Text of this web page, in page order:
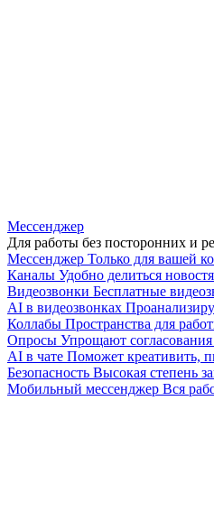
Мессенджер
Для работы без посторонних и
Мессенджер Только для вашей
Каналы Удобно делиться
Видеозвонки Бесплатные
AI в видеозвонках
Коллабы Пространства для
Опросы Упрощают
AI в чате Поможет креативить,
Безопасность Высокая степень
Мобильный мессенджер Вся